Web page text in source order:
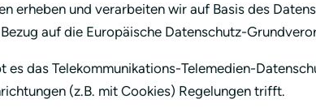
erheben und verarbeiten wir auf Basis des
auf die Europäische Datenschutz-
es das Telekommunikations-Telemedien-
(z.B. mit Cookies) Regelungen trifft.